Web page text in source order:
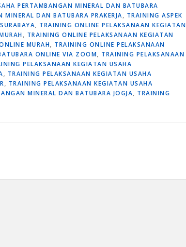
PERTAMBANGAN MINERAL DAN BATUBARA
DAN BATUBARA PRAKERJA, TRAINING ASPEK
, TRAINING ONLINE PELAKSANAAN KEGIATAN
, TRAINING ONLINE PELAKSANAAN KEGIATAN
MURAH, TRAINING ONLINE PELAKSANAAN
ONLINE VIA ZOOM, TRAINING PELAKSANAAN
PELAKSANAAN KEGIATAN USAHA
, TRAINING PELAKSANAAN KEGIATAN USAHA
, TRAINING PELAKSANAAN KEGIATAN USAHA
MINERAL DAN BATUBARA JOGJA, TRAINING